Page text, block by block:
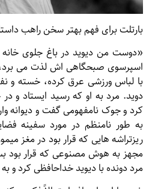
بارتلت برای فهم بهتر سخن راهب
«دوست من دیوید در باغ جلوی
اسپرسوی صبحگاهی اش لذت می
با لباس ورزشی عرق کرده، خسته
دوید. مرد به او که رسید ایستاد و
کرد و جوک نامفهومی گفت و دیوانه
به طور نامنظم در مورد سفینه
ریزتراشه هایی که قرار بود در مغز
مجهز به هوش مصنوعی که قرار بود
مرد دونده با دیوید خداحافظی کرد و